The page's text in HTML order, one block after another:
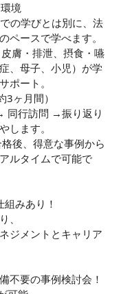
境
の学びとは別に、法
ペースで学べます。
膚・排泄、摂食・嚥
、母子、小児）が学
ポート。
ヶ月間）
同行訪問 →振り返り
します。
後、得意な事例から
ルタイムで可能で
みあり！
、
ジメントとキャリア
不要の事例検討会！